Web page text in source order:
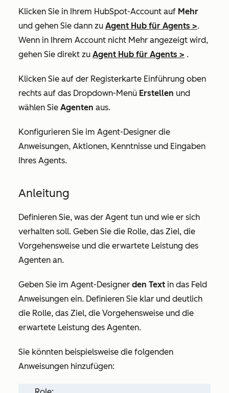
Klicken Sie in Ihrem HubSpot-Account auf Mehr
und gehen Sie dann zu Agent Hub für Agents >.
Wenn in Ihrem Account nicht Mehr angezeigt wird,
gehen Sie direkt zu Agent Hub für Agents > .
Klicken Sie auf der Registerkarte Einführung oben
rechts auf das Dropdown-Menü Erstellen und
wählen Sie Agenten aus.
Konfigurieren Sie im Agent-Designer die
Anweisungen, Aktionen, Kenntnisse und Eingaben
Ihres Agents.
Anleitung
Definieren Sie, was der Agent tun und wie er sich
verhalten soll. Geben Sie die Rolle, das Ziel, die
Vorgehensweise und die erwartete Leistung des
Agenten an.
Geben Sie im Agent-Designer den Text in das Feld
Anweisungen ein. Definieren Sie klar und deutlich
die Rolle, das Ziel, die Vorgehensweise und die
erwartete Leistung des Agenten.
Sie könnten beispielsweise die folgenden
Anweisungen hinzufügen: